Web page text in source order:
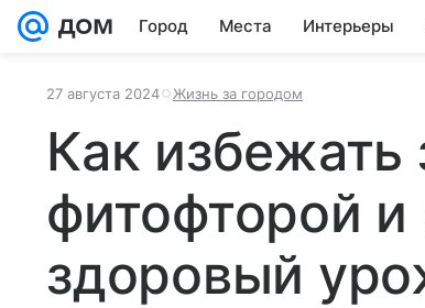
Город Места Интерьеры
27 августа 2024 Жизнь за городом
Как избежать
фитофторой и
здоровый